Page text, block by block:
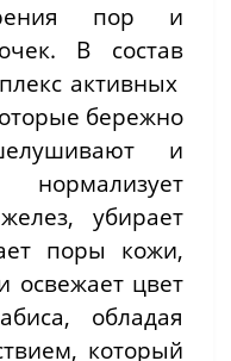
пор и
В состав
активных
бережно
и
убирает
поры кожи,
освежает цвет
обладая
который